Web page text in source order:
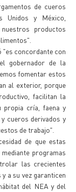
de cueros
Unidos y México,
productos
"es concordante con
gobernador de la
fomentar estos
al exterior, porque
facilitan la
propia cría, faena y
cueros derivados y
de trabajo".
de que estas
programas
las crecientes
a su vez garanticen
del NEA y del